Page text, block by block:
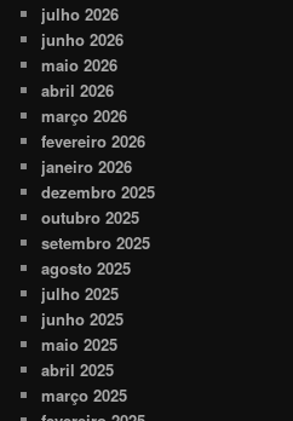
julho 2026
junho 2026
maio 2026
abril 2026
março 2026
fevereiro 2026
janeiro 2026
dezembro 2025
outubro 2025
setembro 2025
agosto 2025
julho 2025
junho 2025
maio 2025
abril 2025
março 2025